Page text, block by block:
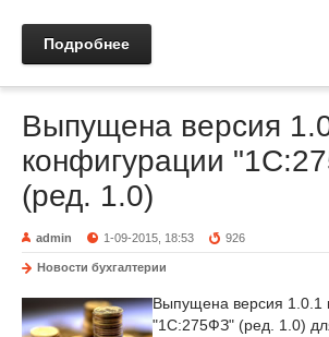
Подробнее
Выпущена версия
конфигурации
(ред. 1.0)
admin 1-09-2015, 18:53 926
Новости бухгалтерии
Выпущена версия 1.0.1
"1C:275ФЗ" (ред. 1.0)